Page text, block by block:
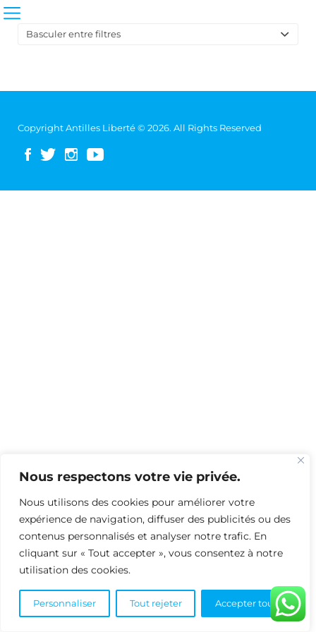
Nous respectons votre vie privée.
Nous utilisons des cookies pour améliorer votre
expérience de navigation, diffuser des publicités ou des
contenus personnalisés et analyser notre trafic. En
cliquant sur « Tout accepter », vous consentez à notre
utilisation des cookies.
Personnaliser Tout rejeter Accepter tout
Basculer entre filtres
Copyright Antilles Liberté © 2026. All Rights Reserved